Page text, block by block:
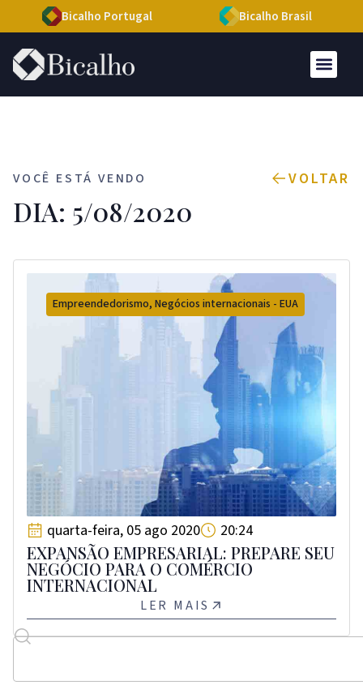
Bicalho Portugal Bicalho Brasil
VOCÊ ESTÁ VENDO VOLTAR
DIA: 5/08/2020
Empreendedorismo, Negócios internacionais - EUA
quarta-feira, 05 ago 2020 20:24
EXPANSÃO EMPRESARIAL: PREPARE SEU
NEGÓCIO PARA O COMÉRCIO
INTERNACIONAL
LER MAIS